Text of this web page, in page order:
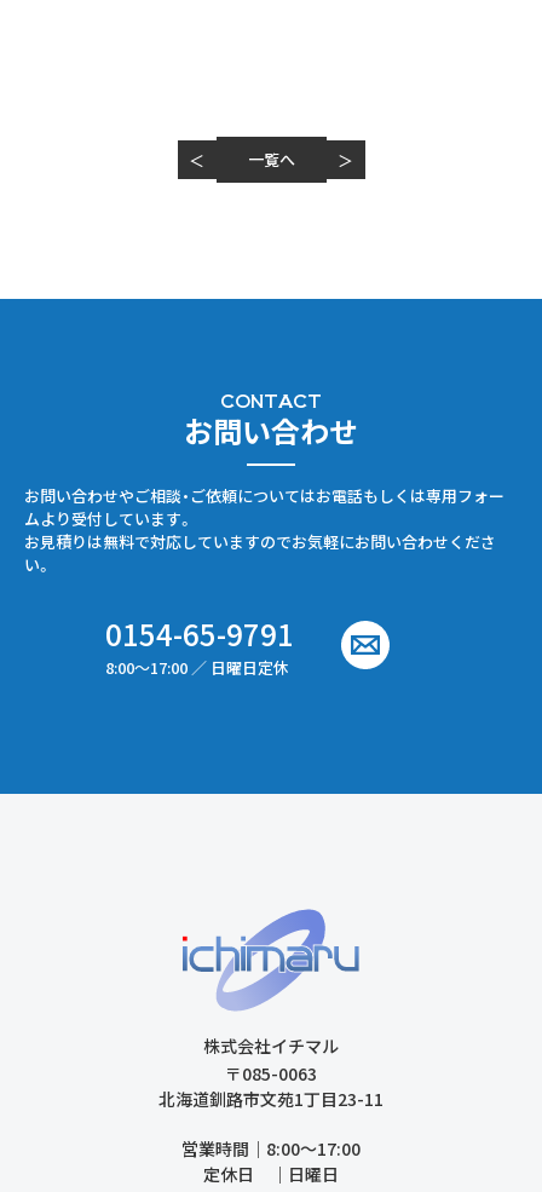
＜ 一覧へ ＞
CONTACT
お問い合わせ
お問い合わせやご相談・ご依頼についてはお電話もしくは専用フォー
ムより受付しています。
お見積りは無料で対応していますのでお気軽にお問い合わせくださ
い。
0154-65-9791
8:00〜17:00 ／ 日曜日定休
株式会社イチマル
〒085-0063
北海道釧路市文苑1丁目23-11
営業時間｜8:00〜17:00
定休日 ｜日曜日